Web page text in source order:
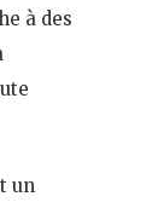
à des
un